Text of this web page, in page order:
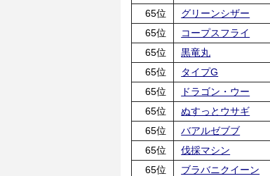
65位
グリーンシザー
65位
コープスフライ
65位
黒竜丸
65位
タイプG
65位
ドラゴン・ウー
65位
ぬすっとウサギ
65位
バアルゼブブ
65位
伐採マシン
65位
ブラバニクイーン